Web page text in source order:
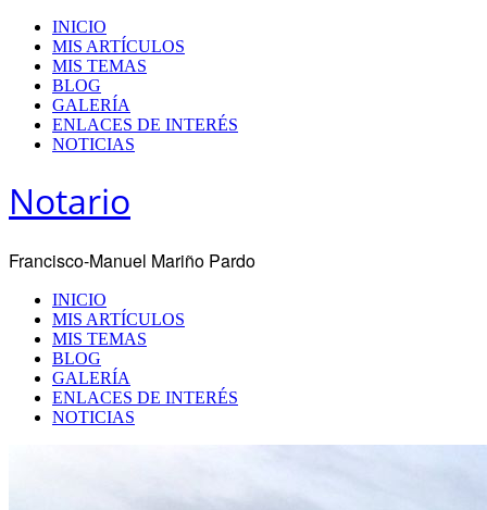
INICIO
MIS ARTÍCULOS
MIS TEMAS
BLOG
GALERÍA
ENLACES DE INTERÉS
NOTICIAS
Notario
Francisco-Manuel Mariño Pardo
INICIO
MIS ARTÍCULOS
MIS TEMAS
BLOG
GALERÍA
ENLACES DE INTERÉS
NOTICIAS